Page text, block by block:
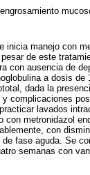
inicia manejo con
de este
con ausencia de
a dosis
dada la
complicaciones
lavados
metronidazol
con
fase aguda. Se
semanas con